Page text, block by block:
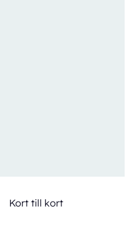
Kort till kort